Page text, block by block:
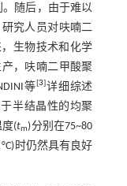
。随后，由于难以
研究人员对呋喃二
生物技术和化学
，呋喃二甲酸聚
等[3]详细综述
于半结晶性的均聚
度(tm)分别在75~80
°C)时仍然具有良好